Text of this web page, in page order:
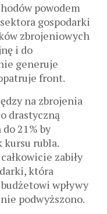
powodem
gospodarki
zbrojeniowych
i do
generuje
front.
na zbrojenia
drastyczną
21% by
kursu rubla.
zabiły
która
wpływy
podwyższono.